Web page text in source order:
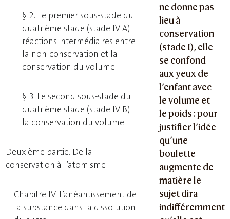
ne donne pas
lieu à
conservation
(stade I), elle
se confond
aux yeux de
l’enfant avec
le volume et
le poids : pour
justifier l’idée
qu’une
boulette
augmente de
matière le
sujet dira
indifféremment
§ 2. Le premier sous-stade du
quatrième stade (stade IV A) :
réactions intermédiaires entre
la non-conservation et la
conservation du volume.
§ 3. Le second sous-stade du
quatrième stade (stade IV B) :
la conservation du volume.
Deuxième partie. De la
conservation à l’atomisme
Chapitre IV. L’anéantissement de
la substance dans la dissolution